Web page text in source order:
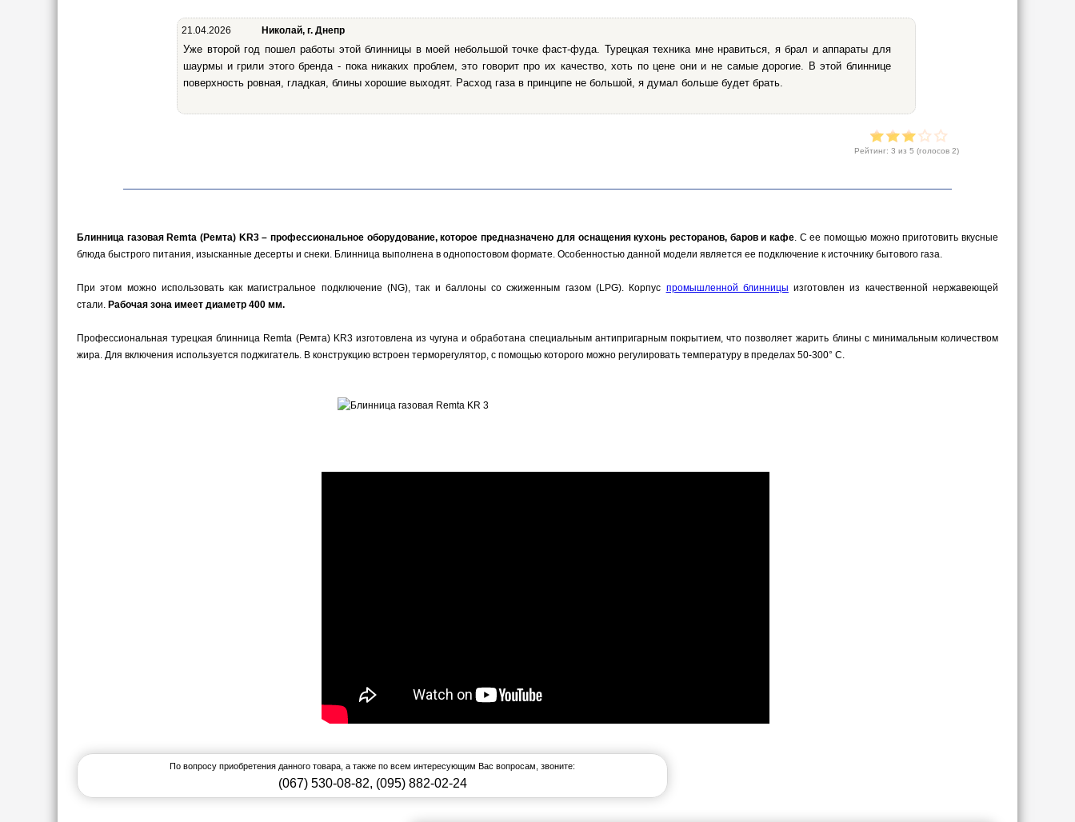
21.04.2026 Николай, г. Днепр
Уже второй год пошел работы этой блинницы в моей небольшой точке фаст-фуда. Турецкая техника мне нравиться, я брал и аппараты для
шаурмы и грили этого бренда - пока никаких проблем, это говорит про их качество, хоть по цене они и не самые дорогие. В этой блиннице
поверхность ровная, гладкая, блины хорошие выходят. Расход газа в принципе не большой, я думал больше будет брать.
Рейтинг: 3 из 5 (голосов 2)
Блинница газовая Remta (Ремта) KR3 – профессиональное оборудование, которое предназначено для оснащения кухонь ресторанов, баров и кафе. С ее помощью можно приготовить вкусные
блюда быстрого питания, изысканные десерты и снеки. Блинница выполнена в однопостовом формате. Особенностью данной модели является ее подключение к источнику бытового газа.
При этом можно использовать как магистральное подключение (NG), так и баллоны со сжиженным газом (LPG). Корпус промышленной блинницы изготовлен из качественной нержавеющей
стали. Рабочая зона имеет диаметр 400 мм.
Профессиональная турецкая блинница Remta (Ремта) KR3 изготовлена из чугуна и обработана специальным антипригарным покрытием, что позволяет жарить блины с минимальным количеством
жира. Для включения используется поджигатель. В конструкцию встроен терморегулятор, с помощью которого можно регулировать температуру в пределах 50-300° С.
По вопросу приобретения данного товара, а также по всем интересующим Вас вопросам, звоните:
(067) 530-08-82, (095) 882-02-24